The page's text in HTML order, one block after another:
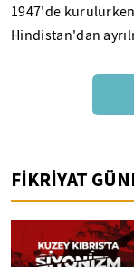
1947'de
Hindistan'dan
FİKRİYAT